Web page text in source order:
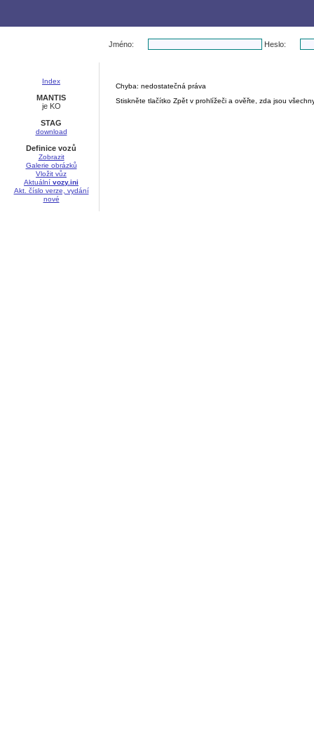
Index
MANTIS
je KO
STAG
download
Definice vozů
Zobrazit
Galerie obrázků
Vložit vůz
Aktuální vozy.ini
Akt. číslo verze, vydání
nové
Jméno: Heslo:
Chyba: nedostatečná práva
Stiskněte tlačítko Zpět v prohlížeči a ověřte, zda jsou